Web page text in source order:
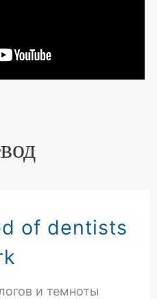
of dentists
и темноты